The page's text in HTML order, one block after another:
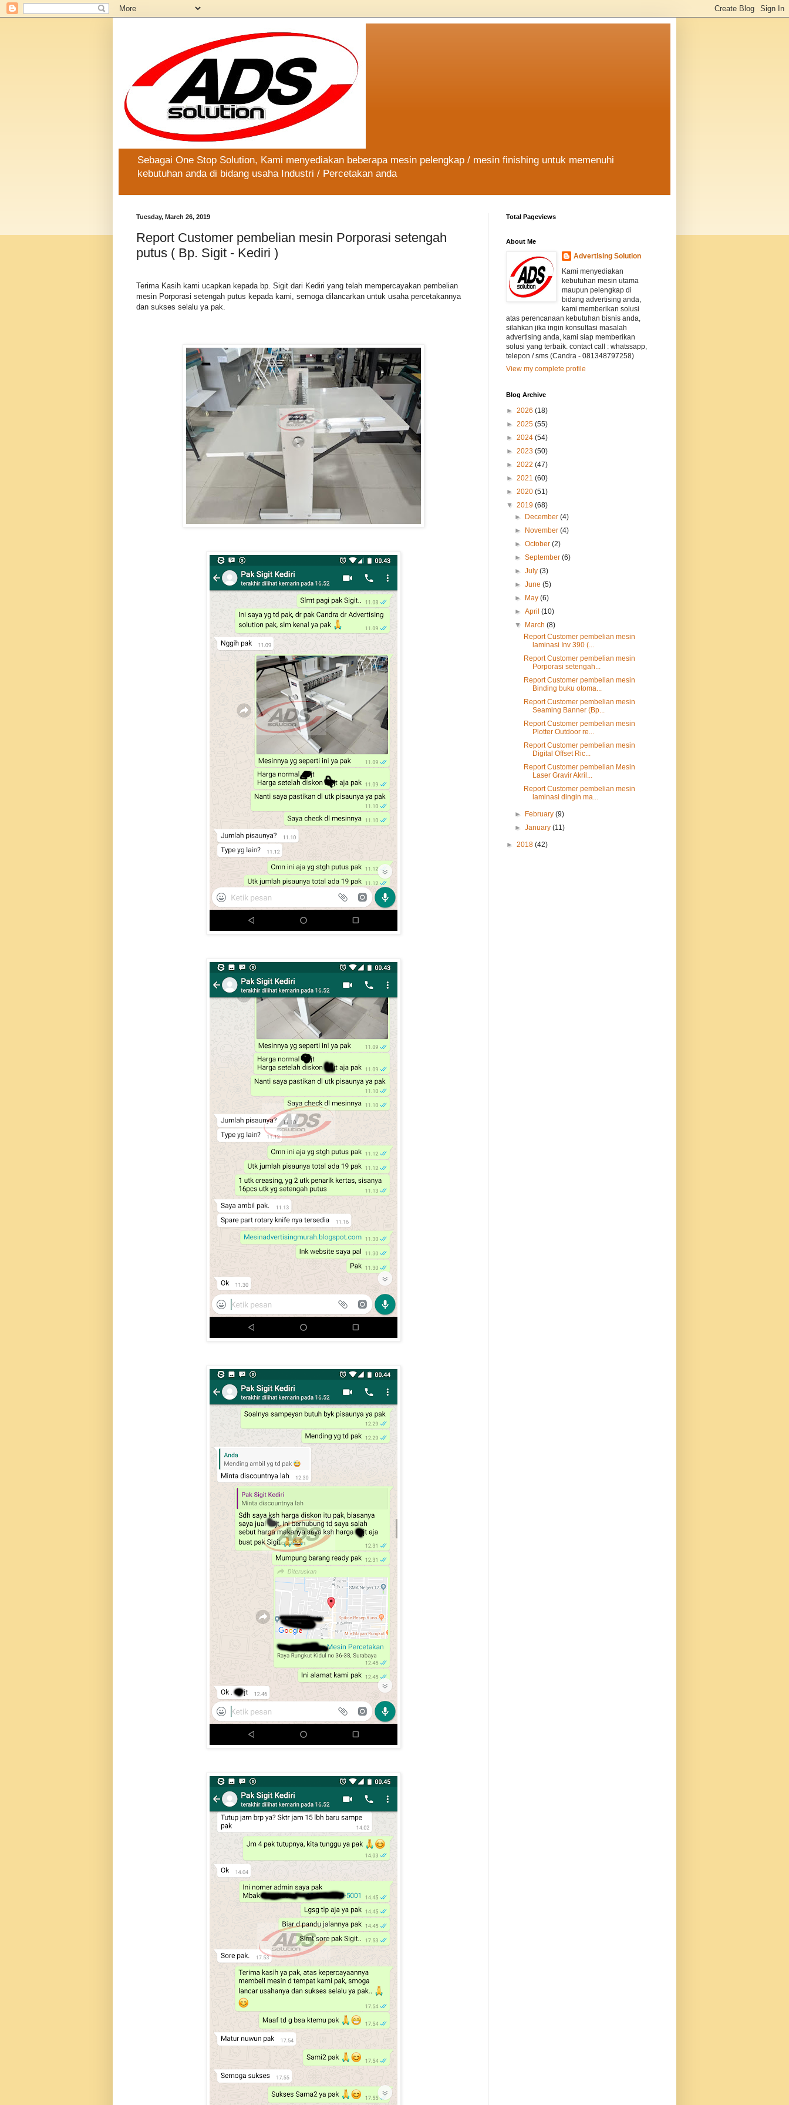
Sebagai One Stop Solution, Kami menyediakan beberapa mesin pelengkap / mesin finishing untuk memenuhi
kebutuhan anda di bidang usaha Industri / Percetakan anda
Tuesday, March 26, 2019
Report Customer pembelian mesin Porporasi setengah
putus ( Bp. Sigit - Kediri )
Terima Kasih kami ucapkan kepada bp. Sigit dari Kediri yang telah mempercayakan pembelian
mesin Porporasi setengah putus kepada kami, semoga dilancarkan untuk usaha percetakannya
dan sukses selalu ya pak.
Total Pageviews
About Me
Advertising Solution
Kami menyediakan
kebutuhan mesin utama
maupun pelengkap di
bidang advertising anda,
kami memberikan solusi
atas perencanaan kebutuhan bisnis anda,
silahkan jika ingin konsultasi masalah
advertising anda, kami siap memberikan
solusi yang terbaik. contact call : whatssapp,
telepon / sms (Candra - 081348797258)
View my complete profile
Blog Archive
► 2026 (18)
► 2025 (55)
► 2024 (54)
► 2023 (50)
► 2022 (47)
► 2021 (60)
► 2020 (51)
▼ 2019 (68)
►
December(4)
►
November(4)
►October(2)
►September(6)
►July(3)
►June(5)
►
May(6)
►April(10)
▼
March(8)
Report Customer pembelian mesin
laminasi Inv 390 (...
Report Customer pembelian mesin
Porporasi setengah...
Report Customer pembelian mesin
Binding buku otoma...
Report Customer pembelian mesin
Seaming Banner (Bp...
Report Customer pembelian mesin
Plotter Outdoor re...
Report Customer pembelian mesin
Digital Offset Ric...
Report Customer pembelian Mesin
Laser Gravir Akril...
Report Customer pembelian mesin
laminasi dingin ma...
► February(9)
►January(11)
► 2018 (42)